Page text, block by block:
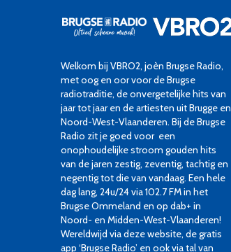
Welkom bij VBRO2, joèn Brugse Radio,
met oog en oor voor de Brugse
radiotraditie, de onvergetelijke hits van
jaar tot jaar en de artiesten uit Brugge en
Noord-West-Vlaanderen. Bij de Brugse
Radio zit je goed voor een
onophoudelijke stroom gouden hits
van de jaren zestig, zeventig, tachtig en
negentig tot die van vandaag. Een hele
dag lang, 24u/24 via 102.7 FM in het
Brugse Ommeland en op dab+ in
Noord- en Midden-West-Vlaanderen!
Wereldwijd via deze website, de gratis
app ‘Brugse Radio’ en ook via tal van